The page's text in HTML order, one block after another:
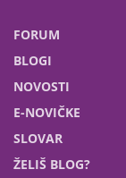
FORUM
BLOGI
NOVOSTI
E-NOVIČKE
SLOVAR
ŽELIŠ BLOG?